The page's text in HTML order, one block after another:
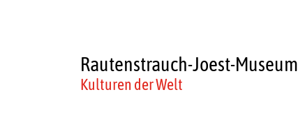
Rautenstrauch-Joest-Museum
Kulturen der Welt